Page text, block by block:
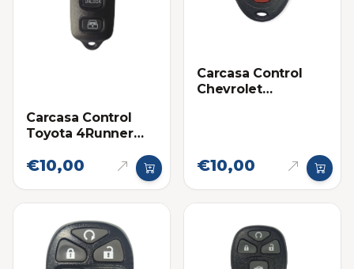
Carcasa Control
Toyota 4Runner
€10,00
Carcasa Control
Chevrolet
€10,00